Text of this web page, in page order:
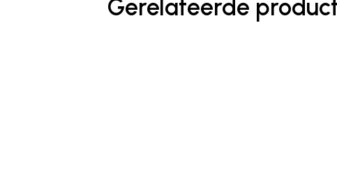
Gerelateerde